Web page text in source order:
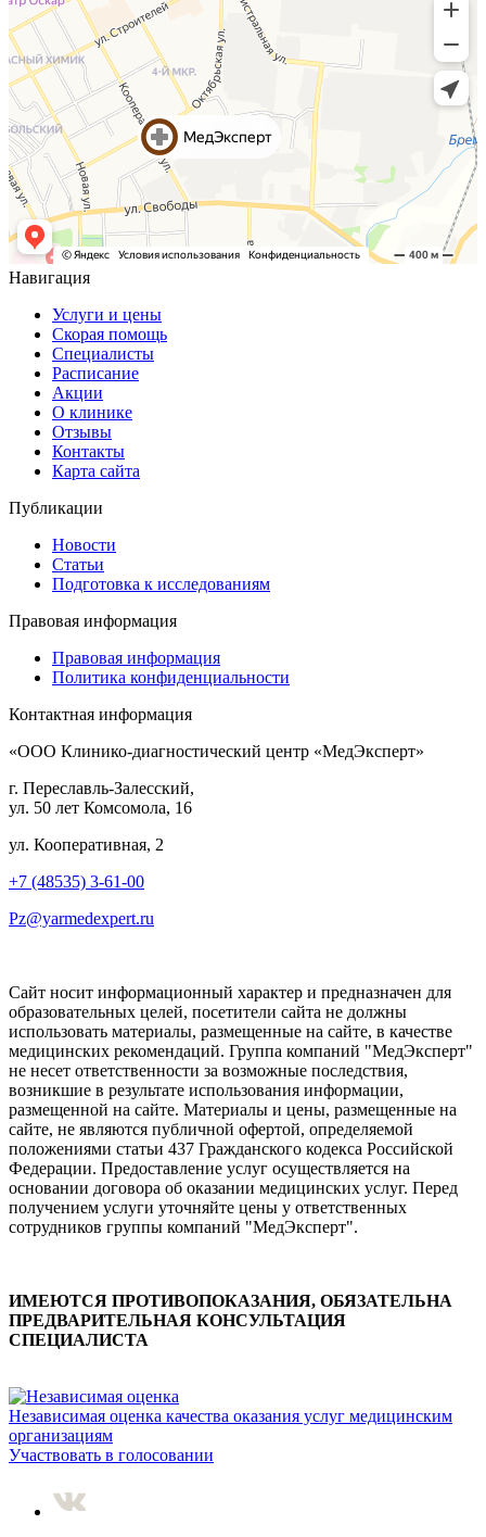
Навигация
Услуги и цены
Скорая помощь
Специалисты
Расписание
Акции
О клинике
Отзывы
Контакты
Карта сайта
Публикации
Новости
Статьи
Подготовка к исследованиям
Правовая информация
Правовая информация
Политика конфиденциальности
Контактная информация
«ООО Клинико-диагностический центр «МедЭксперт»
г. Переславль-Залесский,
ул. 50 лет Комсомола, 16
ул. Кооперативная, 2
+7 (48535) 3-61-00
Pz@yarmedexpert.ru
Сайт носит информационный характер и предназначен для
образовательных целей, посетители сайта не должны
использовать материалы, размещенные на сайте, в качестве
медицинских рекомендаций. Группа компаний "МедЭксперт"
не несет ответственности за возможные последствия,
возникшие в результате использования информации,
размещенной на сайте. Материалы и цены, размещенные на
сайте, не являются публичной офертой, определяемой
положениями статьи 437 Гражданского кодекса Российской
Федерации. Предоставление услуг осуществляется на
основании договора об оказании медицинских услуг. Перед
получением услуги уточняйте цены у ответственных
сотрудников группы компаний "МедЭксперт".
ИМЕЮТСЯ ПРОТИВОПОКАЗАНИЯ, ОБЯЗАТЕЛЬНА
ПРЕДВАРИТЕЛЬНАЯ КОНСУЛЬТАЦИЯ
СПЕЦИАЛИСТА
Независимая оценка качества оказания услуг медицинским
организациям
Участвовать в голосовании